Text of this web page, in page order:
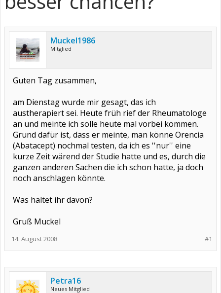
Muckel1986
Mitglied
Guten Tag zusammen,
am Dienstag wurde mir gesagt, das ich
austherapiert sei. Heute früh rief der Rheumatologe
an und meinte ich solle heute mal vorbei kommen.
Grund dafür ist, dass er meinte, man könne Orencia
(Abatacept) nochmal testen, da ich es ''nur'' eine
kurze Zeit wärend der Studie hatte und es, durch die
ganzen anderen Sachen die ich schon hatte, ja doch
noch anschlagen könnte.
Was haltet ihr davon?
Gruß Muckel
#1
14. August 2008
Petra16
Neues Mitglied